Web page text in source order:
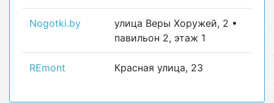
Nogotki.by
улица Веры Хоружей, 2 •
павильон 2, этаж 1
REmont Красная улица, 23